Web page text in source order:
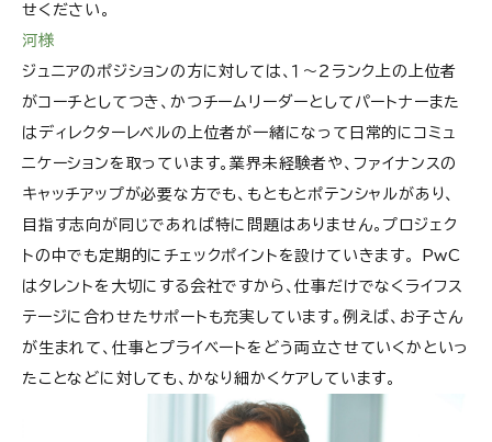
せください。
河様
ジュニアのポジションの方に対しては、１～２ランク上の上位者
がコーチとしてつき、かつチームリーダーとしてパートナーまた
はディレクターレベルの上位者が一緒になって日常的にコミュ
ニケーションを取っています。業界未経験者や、ファイナンスの
キャッチアップが必要な方でも、もともとポテンシャルがあり、
目指す志向が同じであれば特に問題はありません。プロジェク
トの中でも定期的にチェックポイントを設けていきます。 PwC
はタレントを大切にする会社ですから、仕事だけでなくライフス
テージに合わせたサポートも充実しています。例えば、お子さん
が生まれて、仕事とプライベートをどう両立させていくかといっ
たことなどに対しても、かなり細かくケアしています。